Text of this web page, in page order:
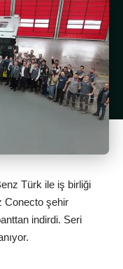
Türk ile iş birliği
Conecto şehir
indirdi. Seri